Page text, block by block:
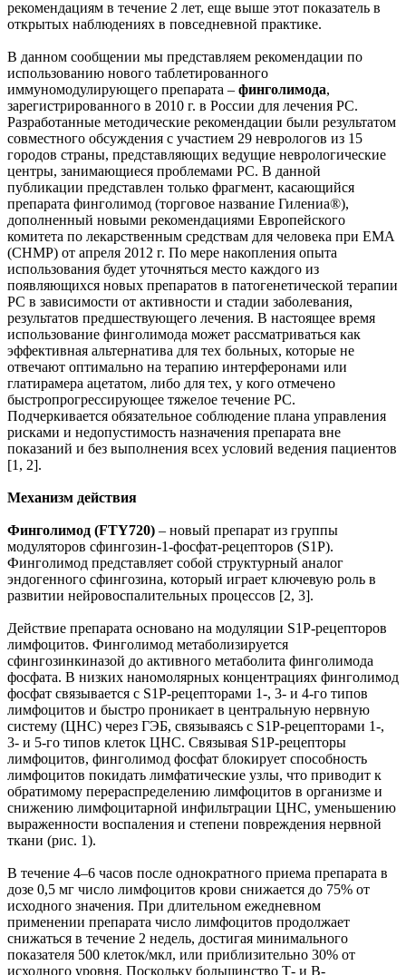
рекомендациям в течение 2 лет, еще выше этот показатель в
открытых наблюдениях в повседневной практике.
В данном сообщении мы представляем рекомендации по
использованию нового таблетированного
иммуномодулирующего препарата – финголимода,
зарегистрированного в 2010 г. в России для лечения РС.
Разработанные методические рекомендации были результатом
совместного обсуждения с участием 29 неврологов из 15
городов страны, представляющих ведущие неврологические
центры, занимающиеся проблемами РС. В данной
публикации представлен только фрагмент, касающийся
препарата финголимод (торговое название Гилениа®),
дополненный новыми рекомендациями Европейского
комитета по лекарственным средствам для человека при EMA
(CHMP) от апреля 2012 г. По мере накопления опыта
использования будет уточняться место каждого из
появляющихся новых препаратов в патогенетической терапии
РС в зависимости от активности и стадии заболевания,
результатов предшествующего лечения. В настоящее время
использование финголимода может рассматриваться как
эффективная альтернатива для тех больных, которые не
отвечают оптимально на терапию интерферонами или
глатирамера ацетатом, либо для тех, у кого отмечено
быстропрогрессирующее тяжелое течение РС.
Подчеркивается обязательное соблюдение плана управления
рисками и недопустимость назначения препарата вне
показаний и без выполнения всех условий ведения пациентов
[1, 2].
Механизм действия
Финголимод (FTY720) – новый препарат из группы
модуляторов сфингозин-1-фосфат-рецепторов (S1P).
Финголимод представляет собой структурный аналог
эндогенного сфингозина, который играет ключевую роль в
развитии нейровоспалительных процессов [2, 3].
Действие препарата основано на модуляции S1P-рецепторов
лимфоцитов. Финголимод метаболизируется
сфингозинкиназой до активного метаболита финголимода
фосфата. В низких наномолярных концентрациях финголимод
фосфат связывается с S1P-рецепторами 1-, 3- и 4-го типов
лимфоцитов и быстро проникает в центральную нервную
систему (ЦНС) через ГЭБ, связываясь с S1P-рецепторами 1-,
3- и 5-го типов клеток ЦНС. Связывая S1P-рецепторы
лимфоцитов, финголимод фосфат блокирует способность
лимфоцитов покидать лимфатические узлы, что приводит к
обратимому перераспределению лимфоцитов в организме и
снижению лимфоцитарной инфильтрации ЦНС, уменьшению
выраженности воспаления и степени повреждения нервной
ткани (рис. 1).
В течение 4–6 часов после однократного приема препарата в
дозе 0,5 мг число лимфоцитов крови снижается до 75% от
исходного значения. При длительном ежедневном
применении препарата число лимфоцитов продолжает
снижаться в течение 2 недель, достигая минимального
показателя 500 клеток/мкл, или приблизительно 30% от
исходного уровня. Поскольку большинство Т- и В-